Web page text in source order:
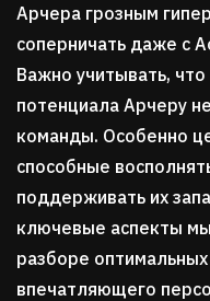
Арчера грозным
соперничать даже с
Важно учитывать,
потенциала Арчеру
команды. Особенно
способные
поддерживать их
ключевые аспекты
разборе
впечатляющего